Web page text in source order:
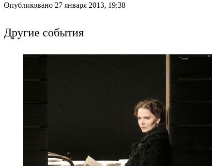
Опубликовано 27 января 2013, 19:38
Другие события